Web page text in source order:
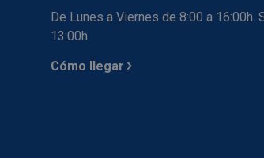
De Lunes a Viernes de 8:00 a 16:00h.
13:00h
Cómo llegar